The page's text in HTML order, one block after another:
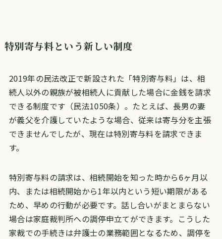
特別寄与料という新しい制度
2019年の民法改正で新設された「特別寄与料」は、相
続人以外の親族が被相続人に貢献した場合に金銭を請求
できる制度です（民法1050条）。たとえば、長男の妻
が義父を介護していたような場合、従来は寄与分を主張
できませんでしたが、現在は特別寄与料を請求できま
す。
特別寄与料の請求は、相続開始を知った時から6ヶ月以
内、または相続開始から1年以内という短い期限がある
ため、早めの行動が必要です。話し合いがまとまらない
場合は家庭裁判所への調停申立てができます。こうした
家裁での手続きは弁護士の業務範囲となるため、調停を